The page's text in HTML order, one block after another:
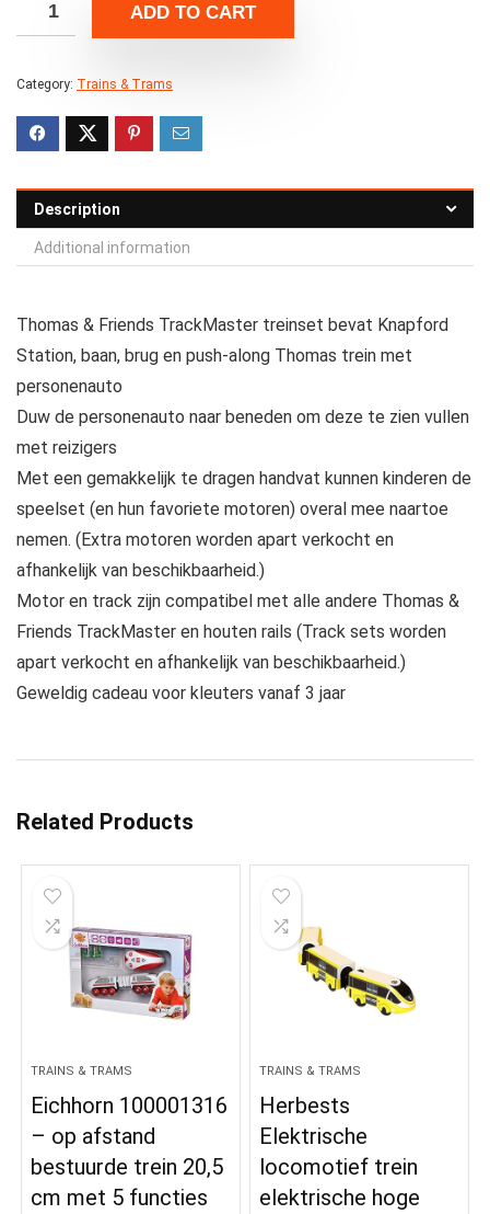
ADD TO CART
Category: Trains & Trams
Description
Additional information
Thomas & Friends TrackMaster treinset bevat Knapford
Station, baan, brug en push-along Thomas trein met
personenauto
Duw de personenauto naar beneden om deze te zien vullen
met reizigers
Met een gemakkelijk te dragen handvat kunnen kinderen de
speelset (en hun favoriete motoren) overal mee naartoe
nemen. (Extra motoren worden apart verkocht en
afhankelijk van beschikbaarheid.)
Motor en track zijn compatibel met alle andere Thomas &
Friends TrackMaster en houten rails (Track sets worden
apart verkocht en afhankelijk van beschikbaarheid.)
Geweldig cadeau voor kleuters vanaf 3 jaar
Related Products
TRAINS & TRAMS
Eichhorn 100001316
– op afstand
bestuurde trein 20,5
cm met 5 functies
TRAINS & TRAMS
Herbests
Elektrische
locomotief trein
elektrische hoge